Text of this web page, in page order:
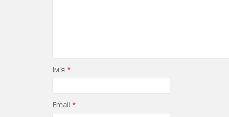
Ім'я *
Email *